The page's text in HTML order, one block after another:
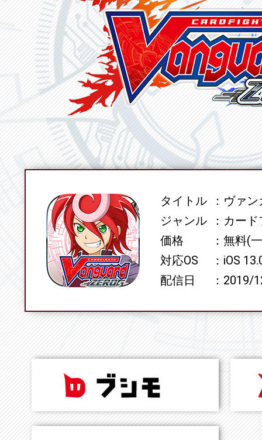
SPECタイトル
ヴァン
ジャンル
カード
価格
無料(
対応OS
iOS
配信日
2019/